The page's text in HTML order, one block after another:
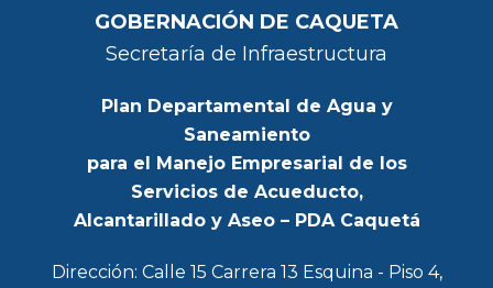
GOBERNACIÓN DE CAQUETA
Secretaría de Infraestructura
Plan Departamental de Agua y
Saneamiento
para el Manejo Empresarial de los
Servicios de Acueducto,
Alcantarillado y Aseo – PDA Caquetá
Dirección: Calle 15 Carrera 13 Esquina - Piso 4,